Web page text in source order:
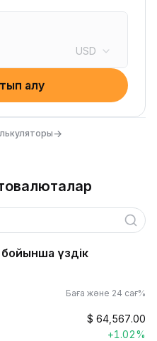
USD
алу
→
үздік
Баға және 24 сағ%
$ 64,567.00
+1.02%